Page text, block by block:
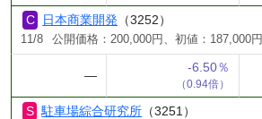
日本商業開発 （3252）
11/8 公開価格：200,000円、初値：187,000円
―
-6.50％
（0.94倍）
駐車場綜合研究所 （3251）